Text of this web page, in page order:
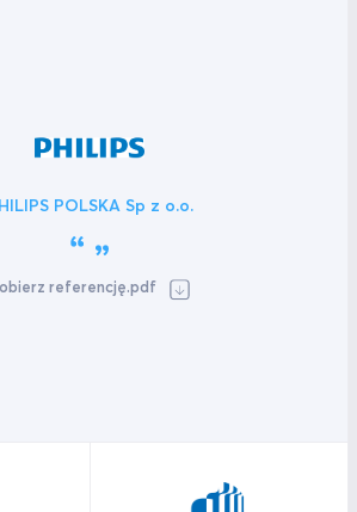
POLSKA Sp z o.o.
referencję.pdf